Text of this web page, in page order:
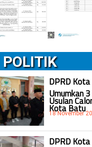
POLITIK
DPRD
Umumkan
Usulan
Kota Batu
18 November
DPRD